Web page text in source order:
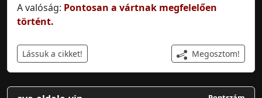
A valóság: Pontosan a vártnak megfelelően
történt.
Lássuk a cikket! Megosztom!